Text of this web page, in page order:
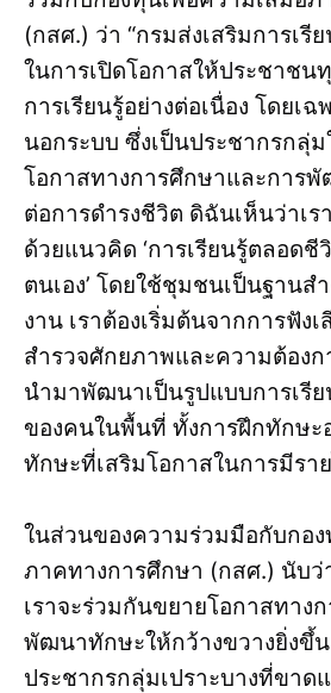
(กสศ.) ว่า “กรมส่งเสริมการเ
ในการเปิดโอกาสให้ประชาชน
การเรียนรู้อย่างต่อเนื่อง โดยเ
นอกระบบ ซึ่งเป็นประชากรกลุ่
โอกาสทางการศึกษาและการ
ต่อการดำรงชีวิต ดิฉันเห็นว่าเ
ด้วยแนวคิด ‘การเรียนรู้ตลอดชี
ตนเอง’ โดยใช้ชุมชนเป็นฐาน
งาน เราต้องเริ่มต้นจากการฟัง
สำรวจศักยภาพและความต้องก
นำมาพัฒนาเป็นรูปแบบการเรี
ของคนในพื้นที่ ทั้งการฝึกทักษะ
ทักษะที่เสริมโอกาสในการมีรา
ในส่วนของความร่วมมือกับกอ
ภาคทางการศึกษา (กสศ.) นับว่
เราจะร่วมกันขยายโอกาสทาง
พัฒนาทักษะให้กว้างขวางยิ่งขึ้
ประชากรกลุ่มเปราะบางที่ขา